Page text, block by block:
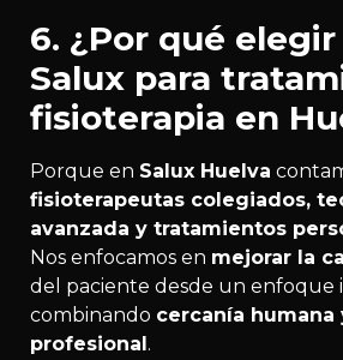
6. ¿Por qué
Salux para
fisioterapia en
Porque en Salux Huelva
fisioterapeutas colegiados,
avanzada y tratamientos
Nos enfocamos en mejorar la
del paciente desde un enfoque
combinando cercanía humana
profesional .